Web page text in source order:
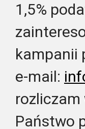
1,5%
kampanii
e-mail:
rozliczam
Państwo